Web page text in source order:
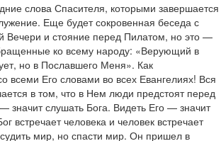
слова Спасителя, которыми завершается
Еще будет сокровенная беседа с
Вечери и стояние перед Пилатом, но это —
ко всему народу: «Верующий в
но в Пославшего Меня». Как
всеми Его словами во всех Евангелиях! Вся
в том, что в Нем люди предстоят перед
значит слушать Бога. Видеть Его — значит
встречает человека и человек встречает
мир, но спасти мир. Он пришел в